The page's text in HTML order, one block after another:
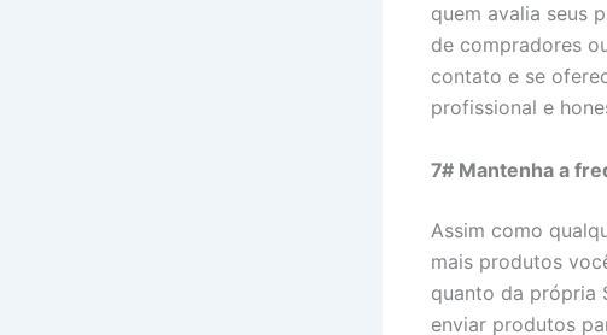
quem avalia seus
de compradores
contato e se
profissional e
7# Mantenha a
Assim como
mais produtos
quanto da própria
enviar produtos